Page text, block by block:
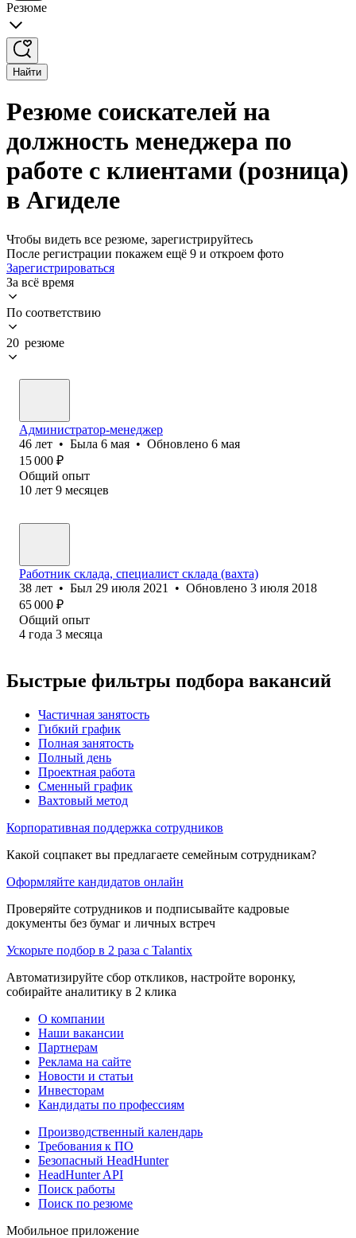
Резюме
Найти
Резюме соискателей на
должность менеджера по
работе с клиентами (розница)
в Агиделе
Чтобы видеть все резюме, зарегистрируйтесь
После регистрации покажем ещё 9 и откроем фото
Зарегистрироваться
За всё время
По соответствию
20 резюме
Администратор-менеджер
46 лет • Была 6 мая • Обновлено 6 мая
15 000 ₽
Общий опыт
10 лет 9 месяцев
Работник склада, специалист склада (вахта)
38 лет • Был 29 июля 2021 • Обновлено 3 июля 2018
65 000 ₽
Общий опыт
4 года 3 месяца
Быстрые фильтры подбора вакансий
Частичная занятость
Гибкий график
Полная занятость
Полный день
Проектная работа
Сменный график
Вахтовый метод
Корпоративная поддержка сотрудников
Какой соцпакет вы предлагаете семейным сотрудникам?
Оформляйте кандидатов онлайн
Проверяйте сотрудников и подписывайте кадровые
документы без бумаг и личных встреч
Ускорьте подбор в 2 раза с Talantix
Автоматизируйте сбор откликов, настройте воронку,
собирайте аналитику в 2 клика
О компании
Наши вакансии
Партнерам
Реклама на сайте
Новости и статьи
Инвесторам
Кандидаты по профессиям
Производственный календарь
Требования к ПО
Безопасный HeadHunter
HeadHunter API
Поиск работы
Поиск по резюме
Мобильное приложение